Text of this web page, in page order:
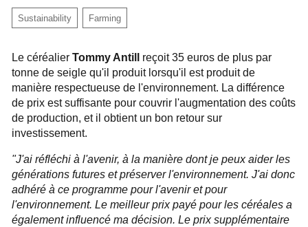
Sustainability Farming
Le céréalierTommy Antill
reçoit 35 euros de plus par
tonne de seigle qu'il produit lorsqu'il est produit de
manière respectueuse de l'environnement. La différence
de prix est suffisante pour couvrir l'augmentation des coûts
de production, et il obtient un bon retour sur
investissement.
"J'ai réfléchi à l'avenir, à la manière dont je peux aider les
générations futures et préserver l'environnement. J'ai donc
adhéré à ce programme pour l'avenir et pour
l'environnement. Le meilleur prix payé pour les céréales a
également influencé ma décision. Le prix supplémentaire